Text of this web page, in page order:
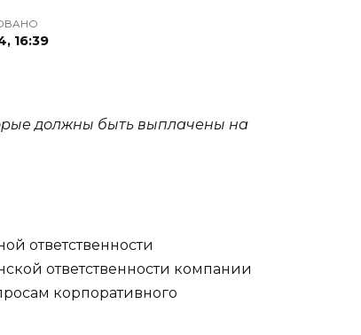
16:39
должны быть выплачены на
ответственности
ответственности компании
корпоративного